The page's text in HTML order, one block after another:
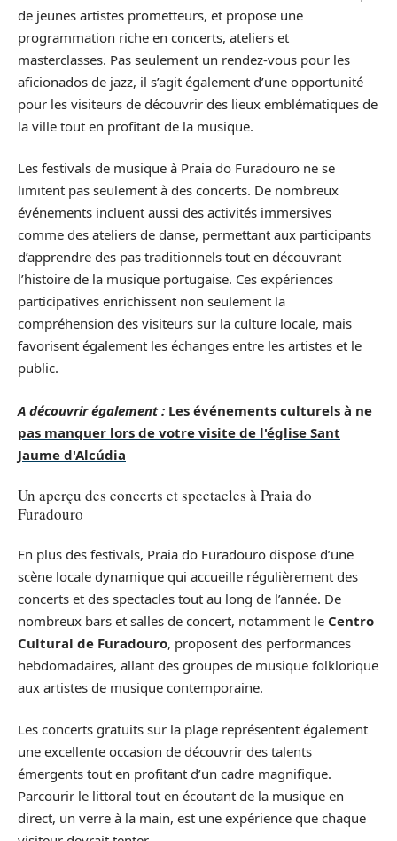
de jeunes artistes prometteurs, et propose une
programmation riche en concerts, ateliers et
masterclasses. Pas seulement un rendez-vous pour les
aficionados de jazz, il s’agit également d’une opportunité
pour les visiteurs de découvrir des lieux emblématiques de
la ville tout en profitant de la musique.
Les festivals de musique à Praia do Furadouro ne se
limitent pas seulement à des concerts. De nombreux
événements incluent aussi des activités immersives
comme des ateliers de danse, permettant aux participants
d’apprendre des pas traditionnels tout en découvrant
l’histoire de la musique portugaise. Ces expériences
participatives enrichissent non seulement la
compréhension des visiteurs sur la culture locale, mais
favorisent également les échanges entre les artistes et le
public.
A découvrir également : Les événements culturels à ne
pas manquer lors de votre visite de l'église Sant
Jaume d'Alcúdia
Un aperçu des concerts et spectacles à Praia do
Furadouro
En plus des festivals, Praia do Furadouro dispose d’une
scène locale dynamique qui accueille régulièrement des
concerts et des spectacles tout au long de l’année. De
nombreux bars et salles de concert, notamment le Centro
Cultural de Furadouro, proposent des performances
hebdomadaires, allant des groupes de musique folklorique
aux artistes de musique contemporaine.
Les concerts gratuits sur la plage représentent également
une excellente occasion de découvrir des talents
émergents tout en profitant d’un cadre magnifique.
Parcourir le littoral tout en écoutant de la musique en
direct, un verre à la main, est une expérience que chaque